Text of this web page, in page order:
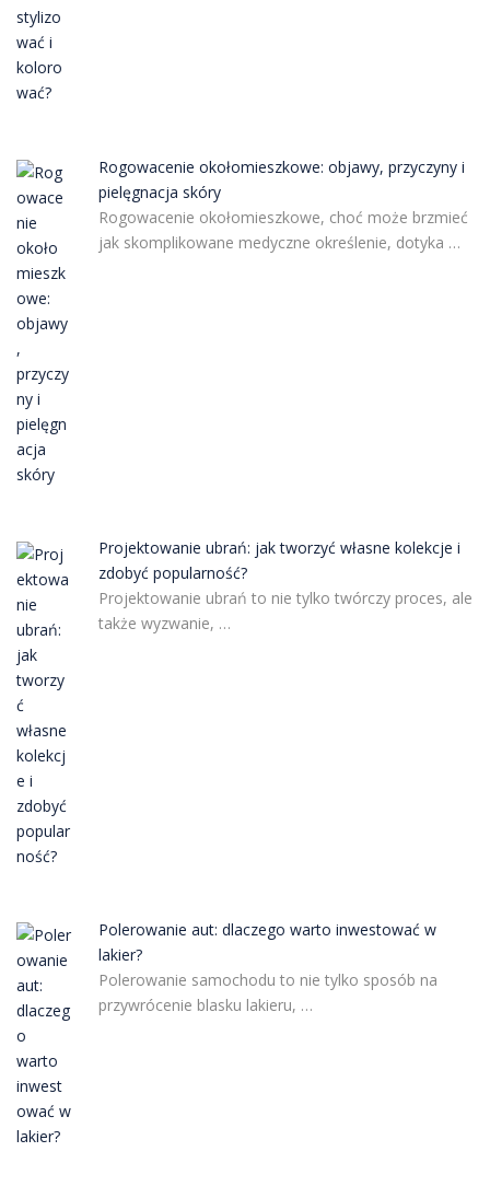
Rogowacenie okołomieszkowe: objawy, przyczyny i
pielęgnacja skóry
Rogowacenie okołomieszkowe, choć może brzmieć
jak skomplikowane medyczne określenie, dotyka …
Projektowanie ubrań: jak tworzyć własne kolekcje i
zdobyć popularność?
Projektowanie ubrań to nie tylko twórczy proces, ale
także wyzwanie, …
Polerowanie aut: dlaczego warto inwestować w
lakier?
Polerowanie samochodu to nie tylko sposób na
przywrócenie blasku lakieru, …